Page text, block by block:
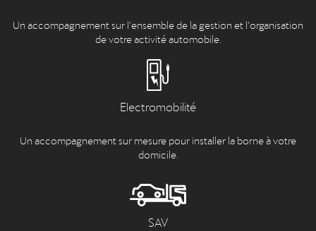
Un accompagnement sur l’ensemble de la gestion et l’organisation
de votre activité automobile.
Electromobilité
Un accompagnement sur mesure pour installer la borne à votre
domicile.
SAV